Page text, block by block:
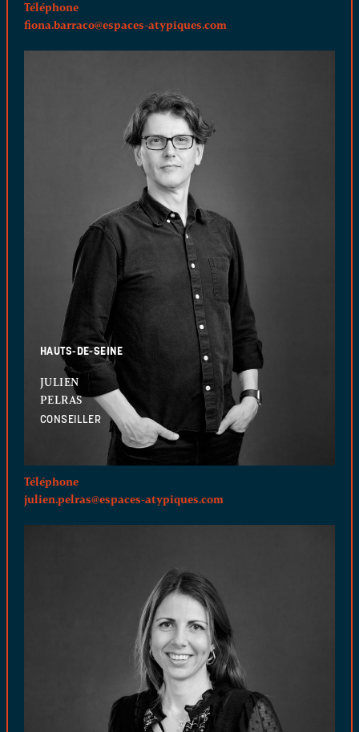
Téléphone
fiona.barraco@espaces-atypiques.com
HAUTS-DE-SEINE
JULIEN
PELRAS
CONSEILLER
Téléphone
julien.pelras@espaces-atypiques.com